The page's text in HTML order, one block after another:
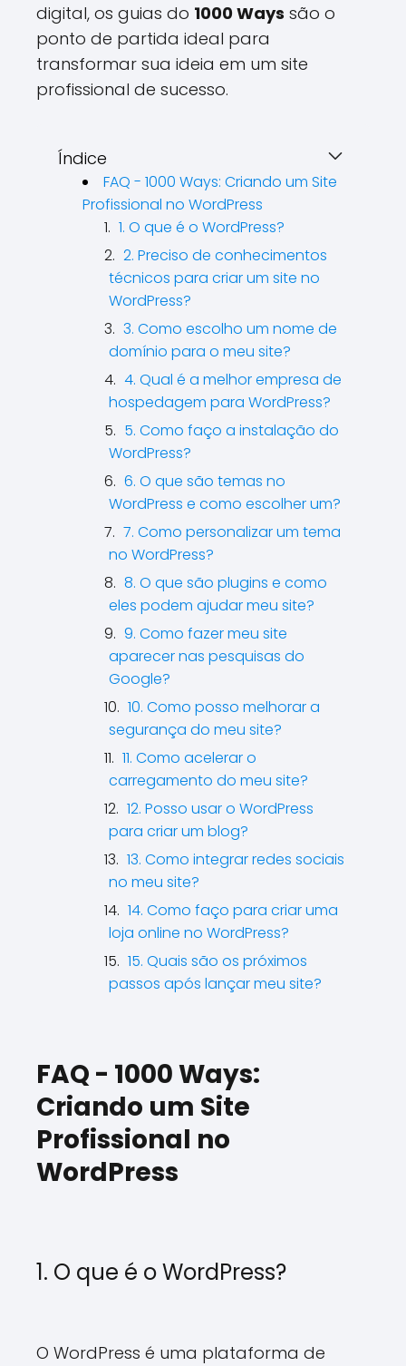
digital, os guias do 1000 Ways são o
ponto de partida ideal para
transformar sua ideia em um site
profissional de sucesso.
Índice
FAQ - 1000 Ways: Criando um Site
Profissional no WordPress
1. O que é o WordPress?
2. Preciso de conhecimentos
técnicos para criar um site no
WordPress?
3. Como escolho um nome de
domínio para o meu site?
4. Qual é a melhor empresa de
hospedagem para WordPress?
5. Como faço a instalação do
WordPress?
6. O que são temas no
WordPress e como escolher um?
7. Como personalizar um tema
no WordPress?
8. O que são plugins e como
eles podem ajudar meu site?
9. Como fazer meu site
aparecer nas pesquisas do
Google?
10. Como posso melhorar a
segurança do meu site?
11. Como acelerar o
carregamento do meu site?
12. Posso usar o WordPress
para criar um blog?
13. Como integrar redes sociais
no meu site?
14. Como faço para criar uma
loja online no WordPress?
15. Quais são os próximos
passos após lançar meu site?
FAQ - 1000 Ways:
Criando um Site
Profissional no
WordPress
1. O que é o WordPress?
O WordPress é uma plataforma de